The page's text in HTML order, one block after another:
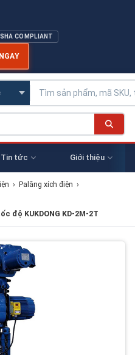
COMPLIANT
Tin tức Giới thiệu
› Palăng xích điện ›
độ KUKDONG KD-2M-2T